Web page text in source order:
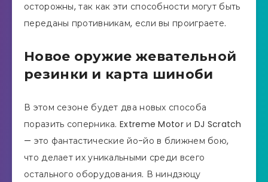
осторожны, так как эти способности могут быть
переданы противникам, если вы проиграете.
Новое оружие жевательной
резинки и карта шиноби
В этом сезоне будет два новых способа
поразить соперника. Extreme Motor и DJ Scratch
— это фантастические йо-йо в ближнем бою,
что делает их уникальными среди всего
остального оборудования. В ниндзюцу